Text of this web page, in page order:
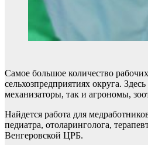
Самое большое количество
сельхозпредприятиях округа.
механизаторы, так и агрономы,
Найдется работа для
педиатра, отоларинголога,
Венгеровской ЦРБ.